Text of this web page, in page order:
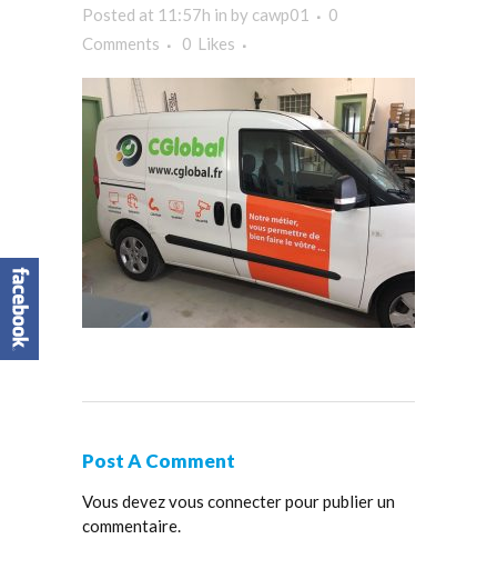
Posted at 11:57h in by cawp01
0
Comments
0 Likes
Post A Comment
Vous devezvous connecterpour publier un
commentaire.